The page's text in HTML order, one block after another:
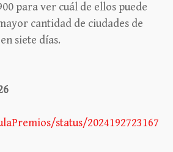
para ver cuál de ellos puede
cantidad de ciudades de
siete días.
status/2024192723167